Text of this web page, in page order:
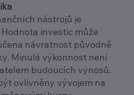
nástrojů je
investic může
návratnost původně
Minulá výkonnost není
budoucích výnosů.
ovlivněny vývojem na